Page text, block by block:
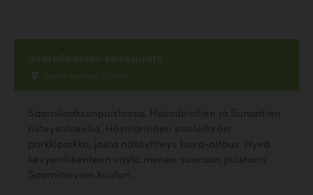
Saarnilaakson koirapuisto
Saarnilaakso, Espoo
Saarnilaaksonpuistossa, Hösmärintien ja Sunantien
risteysalueella. Hösmärintien puolella on
parkkipaikka, josta näköyhteys koira-aitaus. Hyvä
kevyenliikenteen väylä menee suoraan puistoon
Saarniraivion koulun...